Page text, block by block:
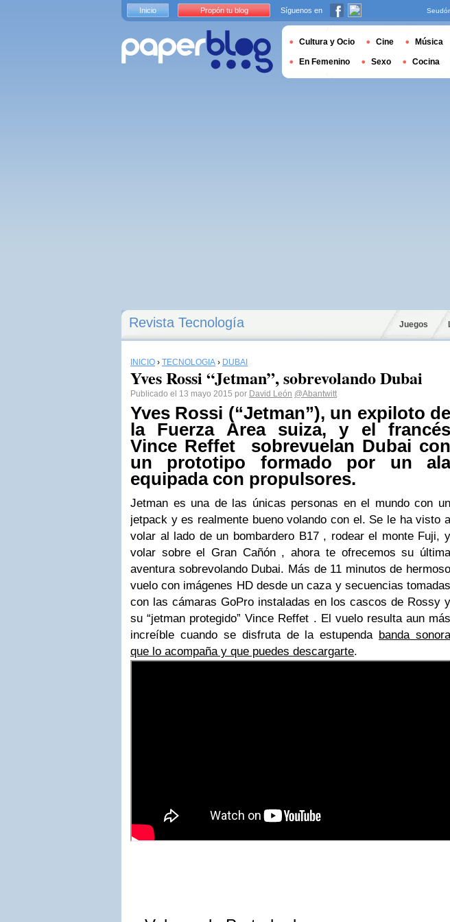
Revista Tecnología Juegos
INICIO › TECNOLOGÍA › DUBAI
Yves Rossi “Jetman”, sobrevolando Dubai
Publicado el 13 mayo 2015 por David León @Abantwitt
Yves Rossi (“Jetman”), un expiloto de
la Fuerza Area suiza, y el francés
Vince Reffet sobrevuelan Dubai con
un prototipo formado por un ala
equipada con propulsores.
Jetman es una de las únicas personas en el mundo con un
jetpack y es realmente bueno volando con el. Se le ha visto a
volar al lado de un bombardero B17 , rodear el monte Fuji, y
volar sobre el Gran Cañón , ahora te ofrecemos su última
aventura sobrevolando Dubai. Más de 11 minutos de hermoso
vuelo con imágenes HD desde un caza y secuencias tomadas
con las cámaras GoPro instaladas en los cascos de Rossy y
su “jetman protegido” Vince Reffet . El vuelo resulta aun más
increíble cuando se disfruta de la estupenda banda sonora
que lo acompaña y que puedes descargarte.
Inicio Propón tu blog Síguenos en
Cultura y Ocio Cine Música
En Femenino Sexo Cocina